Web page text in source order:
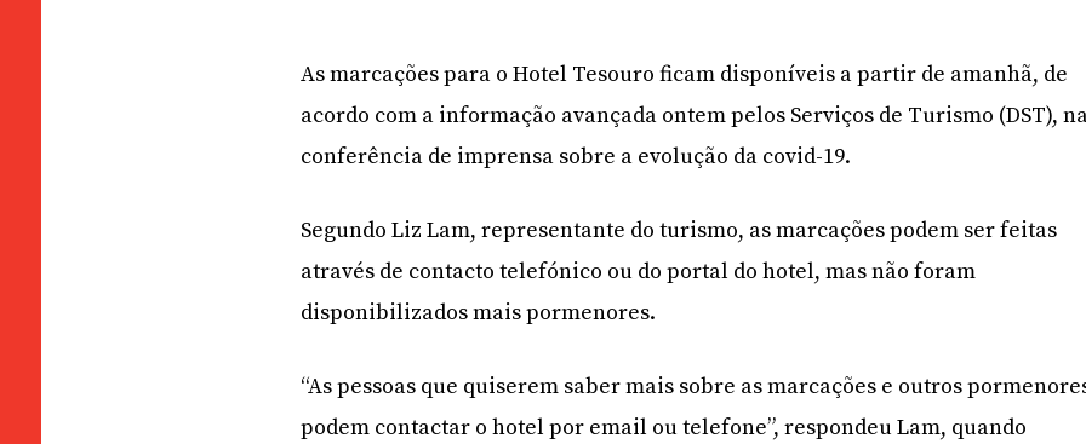
As marcações para o Hotel Tesouro ficam disponíveis a partir de amanhã, de
acordo com a informação avançada ontem pelos Serviços de Turismo (DST),
conferência de imprensa sobre a evolução da covid-19.
Segundo Liz Lam, representante do turismo, as marcações podem ser feitas
através de contacto telefónico ou do portal do hotel, mas não foram
disponibilizados mais pormenores.
“As pessoas que quiserem saber mais sobre as marcações e outros
podem contactar o hotel por email ou telefone”, respondeu Lam, quando